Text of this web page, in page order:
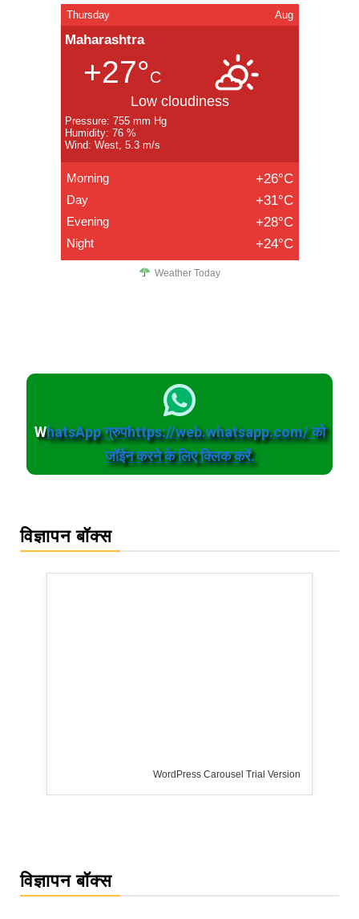
Thursday Aug
Maharashtra
+27°C
Low cloudiness
Pressure: 755 mm Hg
Humidity: 76 %
Wind: West, 5.3 m/s
Morning +26°C
Day +31°C
Evening +28°C
Night +24°C
Weather Today
WhatsApp ग्रुपhttps://web.whatsapp.com/ को
जॉईन करने के लिए क्लिक करें.
विज्ञापन बॉक्स
WordPress Carousel Trial Version
विज्ञापन बॉक्स